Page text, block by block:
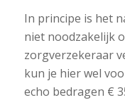
In principe is het
niet noodzakelijk
zorgverzekeraar
kun je hier wel
echo bedragen €